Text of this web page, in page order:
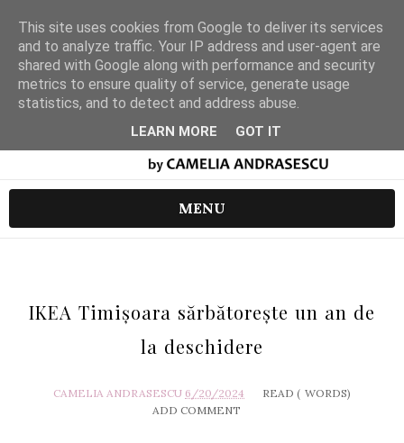
MENU
IKEA Timișoara sărbătorește un an de
la deschidere
CAMELIA ANDRASESCU 6/20/2024 READ ( WORDS)
ADD COMMENT
This site uses cookies from Google to deliver its services
and to analyze traffic. Your IP address and user-agent are
shared with Google along with performance and security
metrics to ensure quality of service, generate usage
statistics, and to detect and address abuse.
LEARN MORE GOT IT